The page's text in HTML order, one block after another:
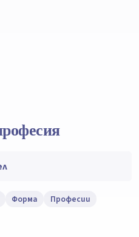
Форма
Професии